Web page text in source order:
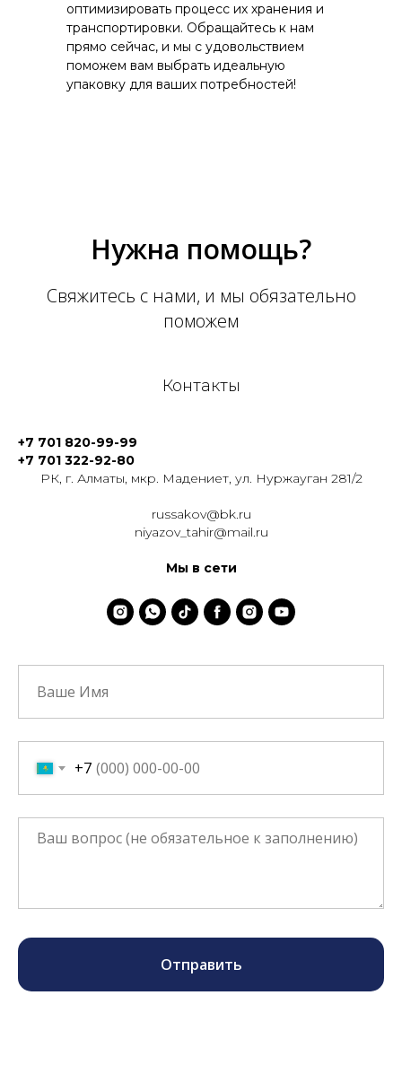
оптимизировать процесс их хранения и
транспортировки. Обращайтесь к нам
прямо сейчас, и мы с удовольствием
поможем вам выбрать идеальную
упаковку для ваших потребностей!
Нужна помощь?
Свяжитесь с нами, и мы обязательно
поможем
Контакты
+7 701 820-99-99
+7 701 322-92-80
РК, г. Алматы, мкр. Мадениет, ул. Нуржауган 281/2
russakov@bk.ru
niyazov_tahir@mail.ru
Мы в сети
+7
Отправить